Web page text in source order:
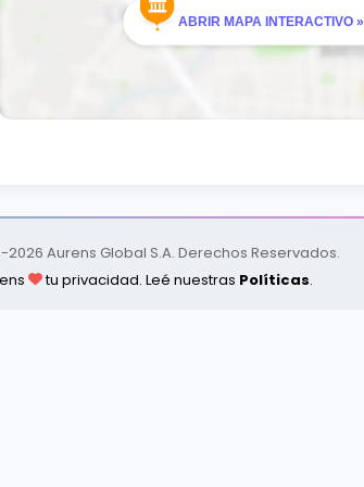
ABRIR MAPA INTERACTIVO »
2026 Aurens Global S.A. Derechos Reservados.
tu privacidad. Leé nuestras Políticas.